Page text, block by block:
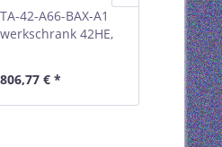
42-A66-BAX-A1
42HE,
806,77 € *
Triton
19"